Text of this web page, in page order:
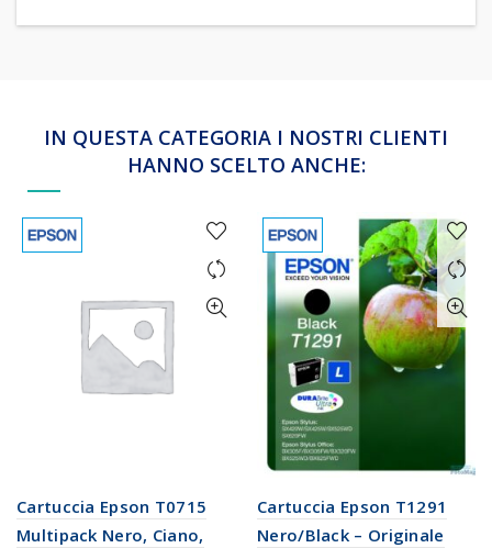
IN QUESTA CATEGORIA I NOSTRI CLIENTI
HANNO SCELTO ANCHE:
Cartuccia Epson T0715
Multipack Nero, Ciano,
Cartuccia Epson T1291
Nero/Black – Originale